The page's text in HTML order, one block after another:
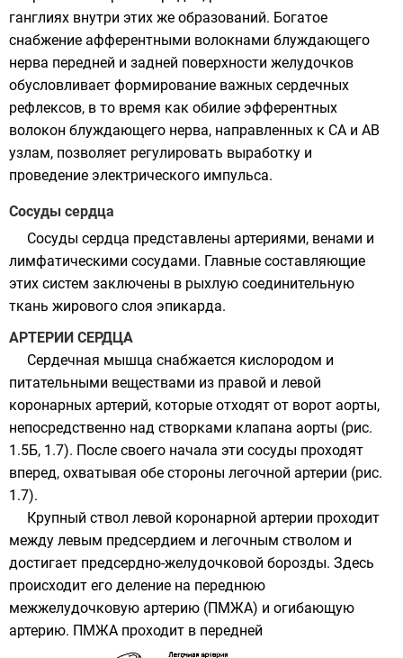
ганглиях внутри этих же образований. Богатое
снабжение афферентными волокнами блуждающего
нерва передней и задней поверхности желудочков
обусловливает формирование важных сердечных
рефлексов, в то время как обилие эфферентных
волокон блуждающего нерва, направленных к СА и АВ
узлам, позволяет регулировать выработку и
проведение электрического импульса.
Сосуды сердца
Сосуды сердца представлены артериями, венами и
лимфатическими сосудами. Главные составляющие
этих систем заключены в рыхлую соединительную
ткань жирового слоя эпикарда.
АРТЕРИИ СЕРДЦА
Сердечная мышца снабжается кислородом и
питательными веществами из правой и левой
коронарных артерий, которые отходят от ворот аорты,
непосредственно над створками клапана аорты (рис.
1.5Б, 1.7). После своего начала эти сосуды проходят
вперед, охватывая обе стороны легочной артерии (рис.
1.7).
Крупный ствол левой коронарной артерии проходит
между левым предсердием и легочным стволом и
достигает предсердно-желудочковой борозды. Здесь
происходит его деление на переднюю
межжелудочковую артерию (ПМЖА) и огибающую
артерию. ПМЖА проходит в передней